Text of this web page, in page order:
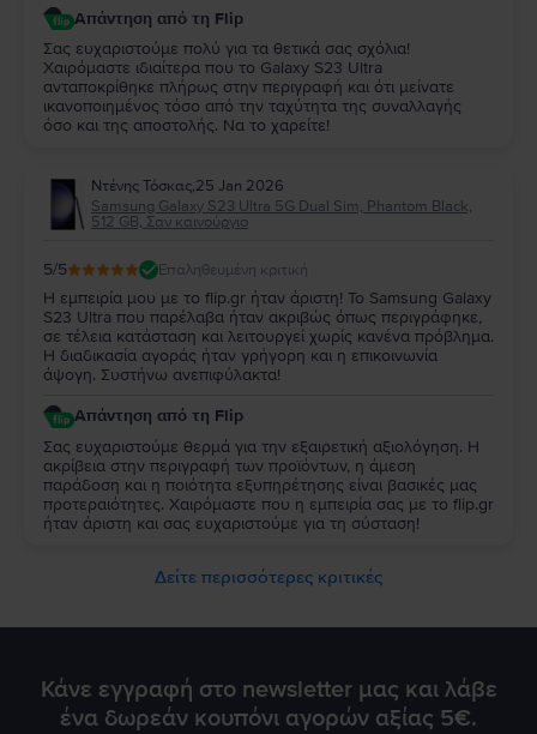
Απάντηση από τη Flip
Σας ευχαριστούμε πολύ για τα θετικά σας σχόλια!
Χαιρόμαστε ιδιαίτερα που το Galaxy S23 Ultra
ανταποκρίθηκε πλήρως στην περιγραφή και ότι μείνατε
ικανοποιημένος τόσο από την ταχύτητα της συναλλαγής
όσο και της αποστολής. Να το χαρείτε!
Ντένης Τόσκας,25 Jan 2026
Samsung Galaxy S23 Ultra 5G Dual Sim, Phantom Black,
512 GB, Σαν καινούργιο
5/5 Επαληθευμένη κριτική
Η εμπειρία μου με το flip.gr ήταν άριστη! Το Samsung Galaxy
S23 Ultra που παρέλαβα ήταν ακριβώς όπως περιγράφηκε,
σε τέλεια κατάσταση και λειτουργεί χωρίς κανένα πρόβλημα.
Η διαδικασία αγοράς ήταν γρήγορη και η επικοινωνία
άψογη. Συστήνω ανεπιφύλακτα!
Απάντηση από τη Flip
Σας ευχαριστούμε θερμά για την εξαιρετική αξιολόγηση. Η
ακρίβεια στην περιγραφή των προϊόντων, η άμεση
παράδοση και η ποιότητα εξυπηρέτησης είναι βασικές μας
προτεραιότητες. Χαιρόμαστε που η εμπειρία σας με το flip.gr
ήταν άριστη και σας ευχαριστούμε για τη σύσταση!
Δείτε περισσότερες κριτικές
Κάνε εγγραφή στο newsletter μας και λάβε
ένα δωρεάν κουπόνι αγορών αξίας 5€.